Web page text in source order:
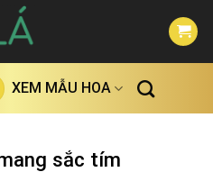
XEM MẪU HOA
sắc tím